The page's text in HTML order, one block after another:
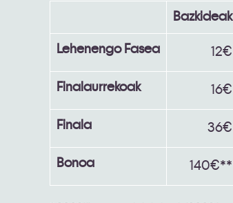
Bazkideak
Lehenengo Fasea 12€
Finalaurrekoak 16€
Finala 36€
Bonoa 140€**